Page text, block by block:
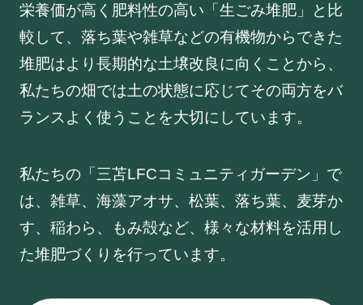
栄養価が高く肥料性の高い「生ごみ堆肥」と比
較して、落ち葉や雑草などの有機物からできた
堆肥はより長期的な土壌改良に向くことから、
私たちの畑では土の状態に応じてその両方をバ
ランスよく使うことを大切にしています。
私たちの「三苫LFCコミュニティガーデン」で
は、雑草、海藻アオサ、松葉、落ち葉、麦芽か
す、稲わら、もみ殻など、様々な材料を活用し
た堆肥づくりを行っています。